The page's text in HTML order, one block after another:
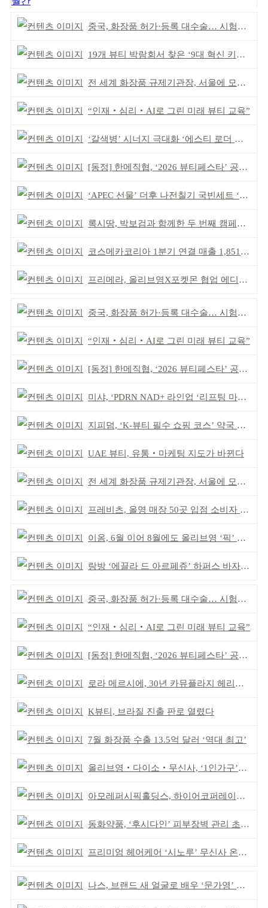
중국, 화장품 허가·등록 대수술… 시험자료 공용 허용
19개 뷰티 박람회서 찾은 ‘9대 혁신 키워드’
전 세계 화장품 규제기관장, 서울에 모인다
“인재‧심리‧AI로 그린 미래 뷰티 교육”
‘갈색병’ 시너지 극대화 ‘에스티 로더 스킨부스터’ 출시
[동정] 한메직협, ‘2026 뷰티페스타’ 공동 주최
‘APEC 선물’ 더후 나전칠기 국빈세트 ‘레드닷 어워드’ 본상
록시땅, 박보검과 함께한 두 번째 캠페인 공개
코스메카코리아 1분기 연결 매출 1,851억 원 기록
프리메라, 올리브영X포켓몬 협업 에디션 출시
중국, 화장품 허가·등록 대수술… 시험자료 공용 허용
“인재‧심리‧AI로 그린 미래 뷰티 교육”
[동정] 한메직협, ‘2026 뷰티페스타’ 공동 주최
미샤, ‘PDRN NAD+ 라인업 ‘리프팅 마스크’ 출시
지피덤, ‘K-뷰티 필수 쇼핑 코스’ 약국 공략
UAE 뷰티, 유통‧마케팅 지도가 바뀐다
전 세계 화장품 규제기관장, 서울에 모인다
프레비츠, 올영 매장 50곳 입점 소비자 접점 강화
이옴, 6월 이어 8월에도 올리브영 ‘픽’ 선정
랑방 ‘에끌라 드 아르페쥬’ 하퍼스 바자 화보 공개
중국, 화장품 허가·등록 대수술… 시험자료 공용 허용
“인재‧심리‧AI로 그린 미래 뷰티 교육”
[동정] 한메직협, ‘2026 뷰티페스타’ 공동 주최
로라 메르시에, 30년 카뮤플라지 헤리티지 담아
K뷰티, 브라질 진출 판로 열렸다
7월 화장품 수출 13.5억 달러 ‘역대 최고’
올리브영‧다이소‧무신사, ‘1인가구’가 이끈다
아모레퍼시픽홀딩스, 하이어코퍼레이션과 투자계약
동화약품, ‘후시다인’ 피부장벽 관리 초점 ‘리브랜딩’
프리미엄 헤어케어 ‘시노루’ 무신사 온라인 입점
나스, 브랜드 새 얼굴로 배우 ‘문가영’ 발탁